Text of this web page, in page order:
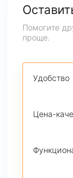
Помогите
проще.
Удобство
Цена-